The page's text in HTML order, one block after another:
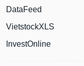
DataFeed
VietstockXLS
InvestOnline